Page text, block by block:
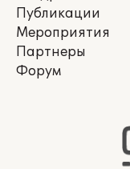
Публикации
Мероприятия
Партнеры
Форум